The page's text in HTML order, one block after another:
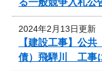
2024年2月13日更新
【建設工事】公
債）飛騨川 工事